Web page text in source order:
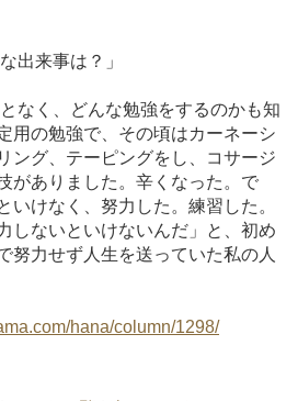
出来事は？」
なく、どんな勉強をするのかも知
用の勉強で、その頃はカーネーシ
ング、テーピングをし、コサージ
がありました。辛くなった。で
いけなく、努力した。練習した。
しないといけないんだ」と、初め
努力せず人生を送っていた私の人
hana/column/1298/